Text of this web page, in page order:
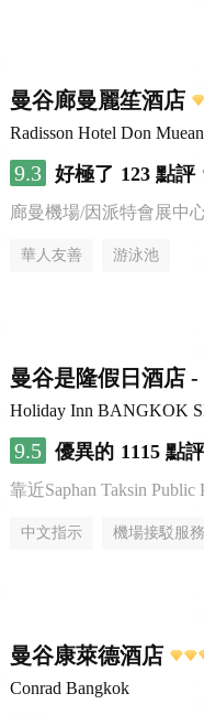
曼谷廊曼麗笙酒店
Radisson Hotel Don
9.3 好極了 123 點評
廊曼機場/因派特會展中
華人友善 游泳池
曼谷是隆假日酒店
Holiday Inn BANGKOK
9.5 優異的 1115 點評
靠近Saphan Taksin Public
中文指示 機場接駁服務
曼谷康萊德酒店
Conrad Bangkok